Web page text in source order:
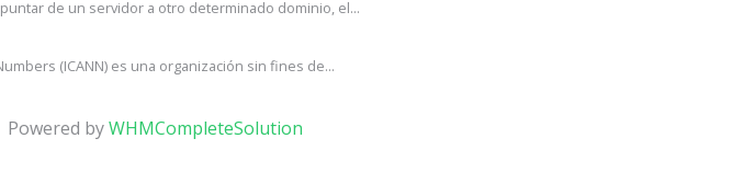
de un servidor a otro determinado dominio, el...
(ICANN) es una organización sin fines de...
Powered byWHMCompleteSolution